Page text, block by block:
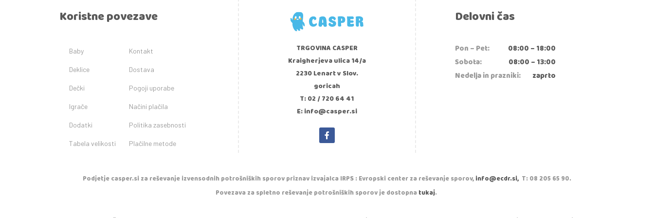
Koristne povezave
Baby
Deklice
Dečki
Igrače
Dodatki
Tabela velikosti
Kontakt
Dostava
Pogoji uporabe
Načini plačila
Politika zasebnosti
Plačilne metode
TRGOVINA CASPER
Kraigherjeva ulica 14/a
2230 Lenart v Slov.
goricah
T: 02 / 720 64 41
E: info@casper.si
Delovni čas
Pon – Pet:
08:00 – 18:00
Sobota:
08:00 – 13:00
Nedelja in prazniki:
zaprto
Podjetje casper.si za reševanje izvensodnih potrošniških sporov priznav izvajalca IRPS : Evropski center za reševanje sporov,info@ecdr.si, T: 08 205 65 90.
Povezava za spletno reševanje potrošniških sporov je dostopnatukaj.